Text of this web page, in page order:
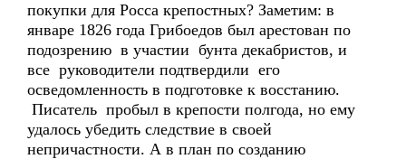
покупки для Росса крепостных? Заметим: в
январе 1826 года Грибоедов был арестован по
подозрению в участии бунта декабристов, и
все руководители подтвердили его
осведомленность в подготовке к восстанию.
Писатель пробыл в крепости полгода, но ему
удалось убедить следствие в своей
непричастности. А в план по созданию